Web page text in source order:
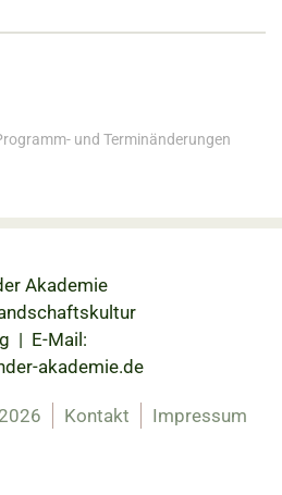
und Terminänderungen
Akademie
| E-Mail:
akademie.de
Kontakt Impressum